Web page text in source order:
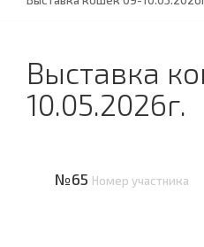
Выставка
10.05.2026г.
№65 Номер участника